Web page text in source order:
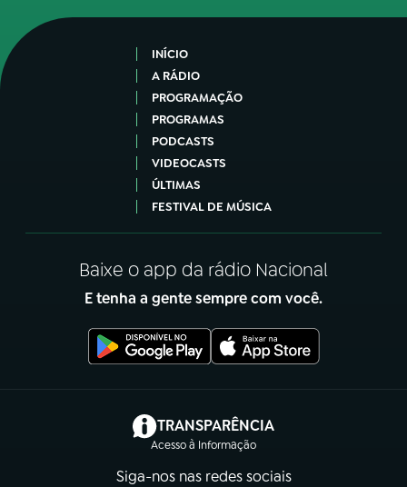
INÍCIO
A RÁDIO
PROGRAMAÇÃO
PROGRAMAS
PODCASTS
VIDEOCASTS
ÚLTIMAS
FESTIVAL DE MÚSICA
Baixe o app da rádio Nacional
E tenha a gente sempre com você.
TRANSPARÊNCIA
Acesso à Informação
(abre em nova aba)
Siga-nos nas redes sociais